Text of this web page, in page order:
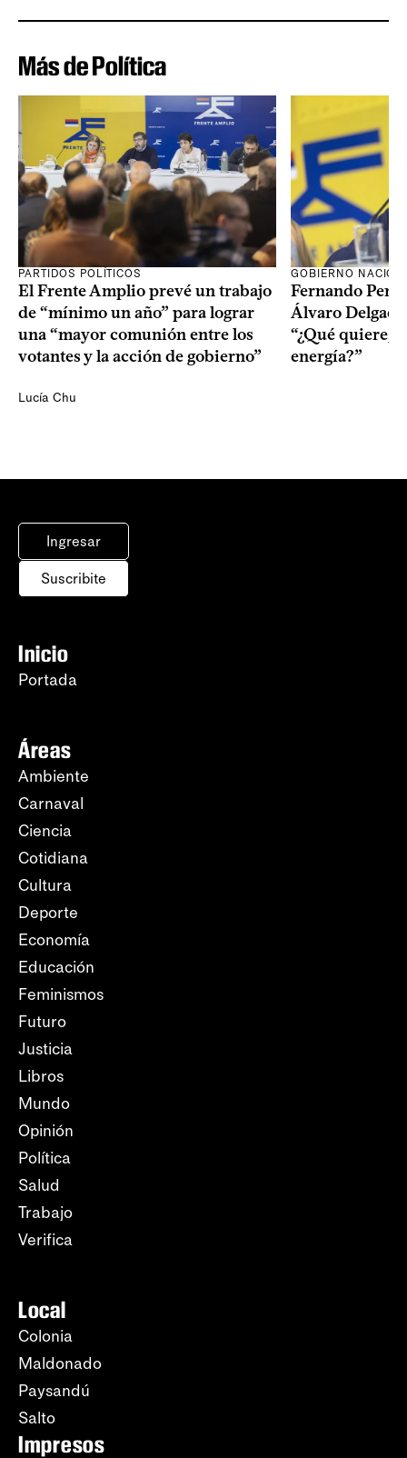
Más de Política
PARTIDOS POLÍTICOS
El Frente Amplio prevé un trabajo
de “mínimo un año” para lograr
una “mayor comunión entre los
votantes y la acción de gobierno”
Lucía Chu
GOBIERNO
Fernando
Álvaro
“¿Qué quiere,
energía?”
Ingresar
Suscribite
Inicio
Portada
Áreas
Ambiente
Carnaval
Ciencia
Cotidiana
Cultura
Deporte
Economía
Educación
Feminismos
Futuro
Justicia
Libros
Mundo
Opinión
Política
Salud
Trabajo
Verifica
Local
Colonia
Maldonado
Paysandú
Salto
Impresos